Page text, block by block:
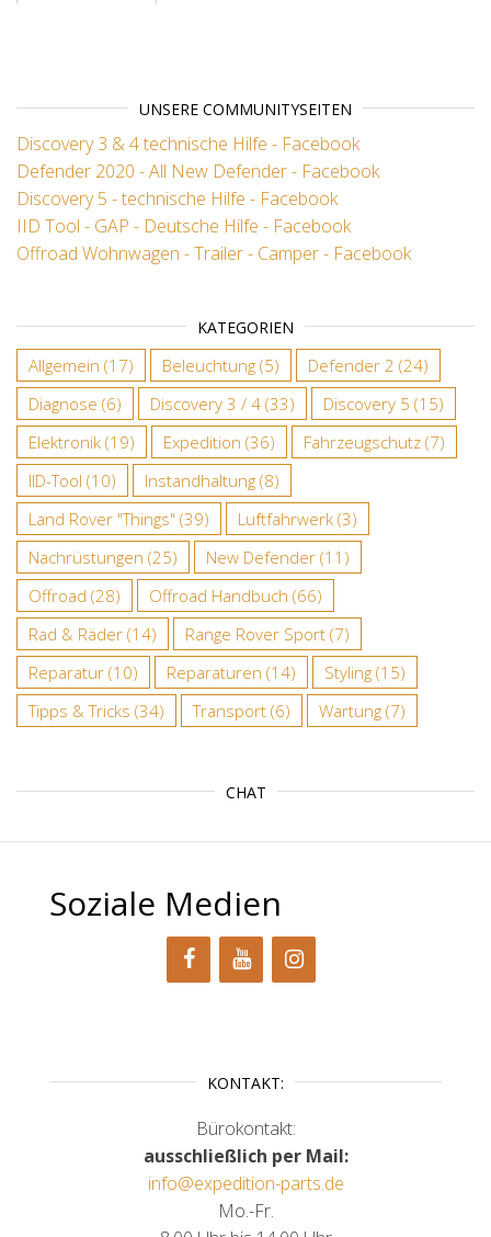
UNSERE COMMUNITYSEITEN
Discovery 3 & 4 technische Hilfe - Facebook
Defender 2020 - All New Defender - Facebook
Discovery 5 - technische Hilfe - Facebook
IID Tool - GAP - Deutsche Hilfe - Facebook
Offroad Wohnwagen - Trailer - Camper - Facebook
KATEGORIEN
Allgemein (17) Beleuchtung (5) Defender 2 (24)
Diagnose (6) Discovery 3 / 4 (33) Discovery 5 (15)
Elektronik (19) Expedition (36) Fahrzeugschutz (7)
IID-Tool (10) Instandhaltung (8)
Land Rover "Things" (39) Luftfahrwerk (3)
Nachrüstungen (25) New Defender (11)
Offroad (28) Offroad Handbuch (66)
Rad & Räder (14) Range Rover Sport (7)
Reparatur (10) Reparaturen (14) Styling (15)
Tipps & Tricks (34) Transport (6) Wartung (7)
CHAT
Soziale Medien
KONTAKT:
Bürokontakt:
ausschließlich per Mail:
info@expedition-parts.de
Mo.-Fr.